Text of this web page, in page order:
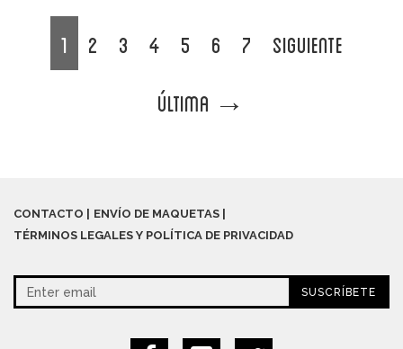
1 2 3 4 5 6 7
Siguiente
Última →
CONTACTO
ENVÍO DE MAQUETAS
TÉRMINOS LEGALES Y POLÍTICA DE PRIVACIDAD
SUSCRÍBETE